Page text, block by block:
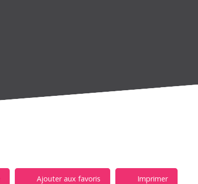
Ajouter aux favoris Imprimer